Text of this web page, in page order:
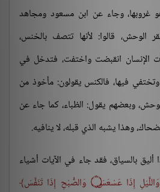
هو غروبها، وجاء عن ابن مسعود ومجاهد
الوحش، قالوا: لأنها تتصف بالخنس،
الإنسان انقبضت واختفت، فتدخل في
وتختفي فيها، فالكنس يقولون: مأخوذ من
وبعضهم يقول: الظباء، كما جاء عن
وهذا يشبه الذي قبله، لا ينافيه.
أليق بالسياق، فقد جاء في الآيات أشياء
وَاللَّيْلِ إِذَا عَسْعَسَ ۝ وَالصُّبْحِ إِذَا تَنَفَّسَ